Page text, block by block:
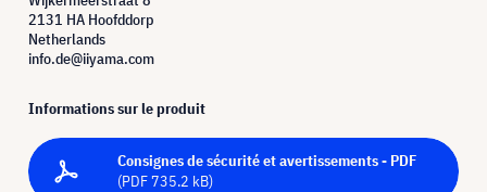
2131 HA Hoofddorp
Netherlands
info.de@iiyama.com
Informations sur le produit
Consignes de sécurité et avertissements - PDF
(PDF 735.2 kB)